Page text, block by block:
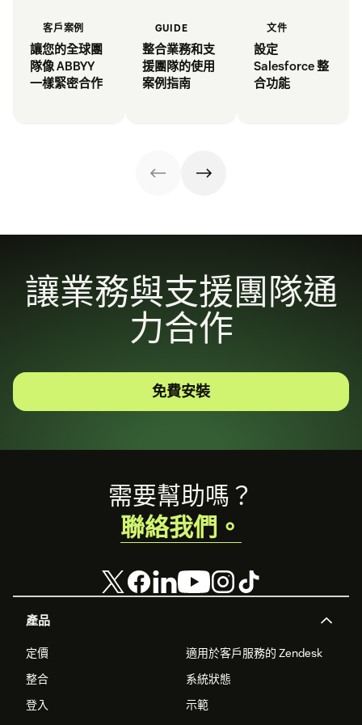
客戶案例
讓您的全球團
隊像 ABBYY
一樣緊密合作
GUIDE
整合業務和支
援團隊的使用
案例指南
文件
設定
Salesforce 整
合功能
讓業務與支援團隊通
力合作
免費安裝
產品
定價
適用於客戶服務的 Zendesk
整合
系統狀態
登入
示範
需要幫助嗎？
聯絡我們。